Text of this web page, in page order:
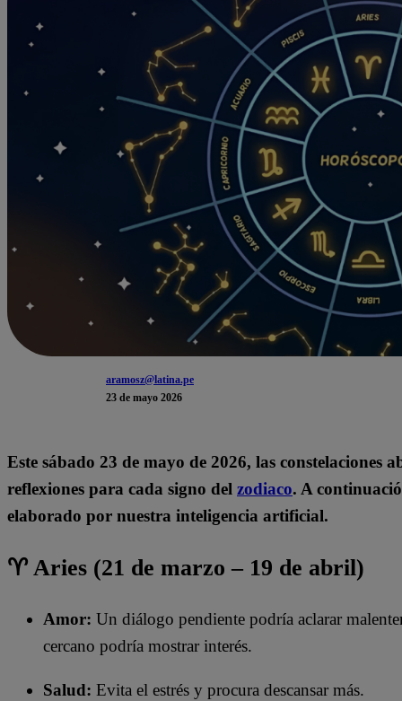
aramosz@latina.pe
23 de mayo 2026
Este sábado 23 de mayo de 2026, las constelaciones
reflexiones para cada signo del zodiaco. A
elaborado por nuestra inteligencia artificial.
♈ Aries (21 de marzo – 19 de abril)
Amor: Un diálogo pendiente podría aclarar
cercano podría mostrar interés.
Salud: Evita el estrés y procura descansar más.